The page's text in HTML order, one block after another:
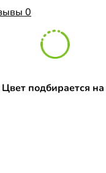
0
подбирается на